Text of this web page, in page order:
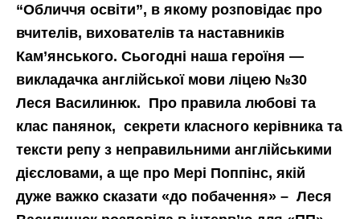
“Обличчя освіти”, в якому розповідає про
вчителів, вихователів та наставників
Кам’янського. Сьогодні наша героїня —
викладачка англійської мови ліцею №30
Леся Василинюк. Про правила любові та
клас панянок, секрети класного керівника та
тексти репу з неправильними англійськими
дієсловами, а ще про Мері Поппінс, якій
дуже важко сказати «до побачення» – Леся